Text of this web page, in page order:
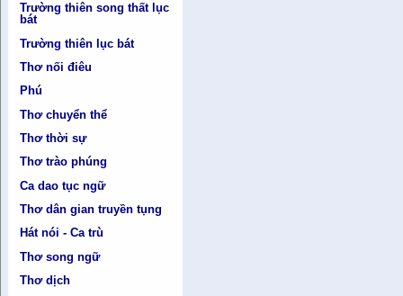
Trường thiên song thất lục
bát
Trường thiên lục bát
Thơ nối điêu
Phú
Thơ chuyển thể
Thơ thời sự
Thơ trào phúng
Ca dao tục ngữ
Thơ dân gian truyền tụng
Hát nói - Ca trù
Thơ song ngữ
Thơ dịch